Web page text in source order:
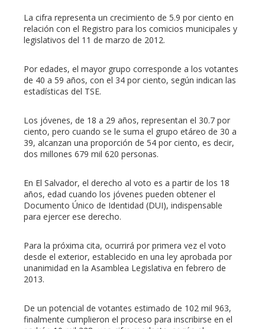
La cifra representa un crecimiento de 5.9 por ciento en
relación con el Registro para los comicios municipales y
legislativos del 11 de marzo de 2012.
Por edades, el mayor grupo corresponde a los votantes
de 40 a 59 años, con el 34 por ciento, según indican las
estadísticas del TSE.
Los jóvenes, de 18 a 29 años, representan el 30.7 por
ciento, pero cuando se le suma el grupo etáreo de 30 a
39, alcanzan una proporción de 54 por ciento, es decir,
dos millones 679 mil 620 personas.
En El Salvador, el derecho al voto es a partir de los 18
años, edad cuando los jóvenes pueden obtener el
Documento Único de Identidad (DUI), indispensable
para ejercer ese derecho.
Para la próxima cita, ocurrirá por primera vez el voto
desde el exterior, establecido en una ley aprobada por
unanimidad en la Asamblea Legislativa en febrero de
2013.
De un potencial de votantes estimado de 102 mil 963,
finalmente cumplieron el proceso para inscribirse en el